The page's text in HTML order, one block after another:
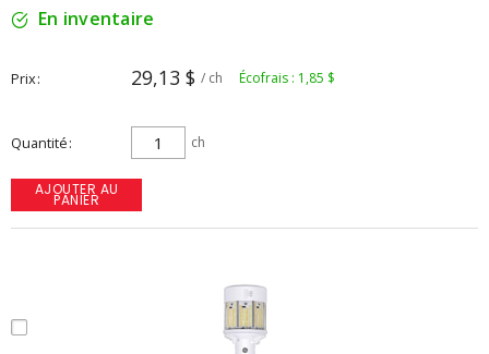
En inventaire
Prix 29,13 $ / ch Écofrais : 1,85 $
Quantité ch
AJOUTER AU
PANIER